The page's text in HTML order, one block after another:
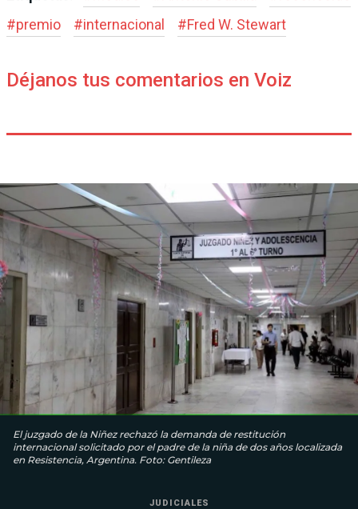
#premio #internacional #Fred W. Stewart
Déjanos tus comentarios en Voiz
El juzgado de la Niñez rechazó la demanda de restitución
internacional solicitado por el padre de la niña de dos años localizada
en Resistencia, Argentina. Foto: Gentileza
JUDICIALES